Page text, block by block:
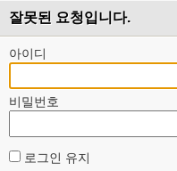
잘못된 요청입니다.
아이디
비밀번호
로그인 유지